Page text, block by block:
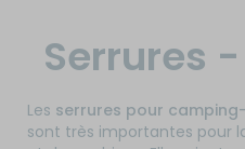
Serrures
Les serrures pour
sont très importantes pour